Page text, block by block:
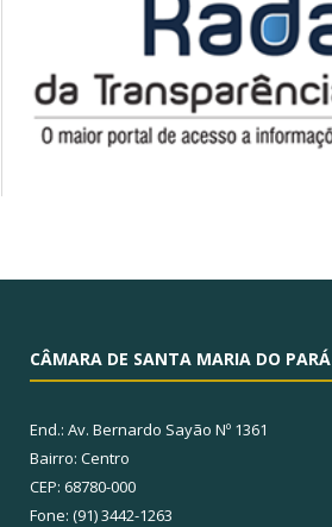
CÂMARA DE SANTA MARIA DO PARÁ
End.: Av. Bernardo Sayão Nº 1361
Bairro: Centro
CEP: 68780-000
Fone: (91) 3442-1263